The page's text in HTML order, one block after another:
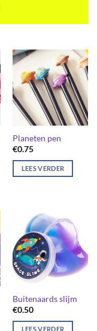
Planeten pen
€0.75
LEES VERDER
Buitenaards slijm
€0.50
LEES VERDER